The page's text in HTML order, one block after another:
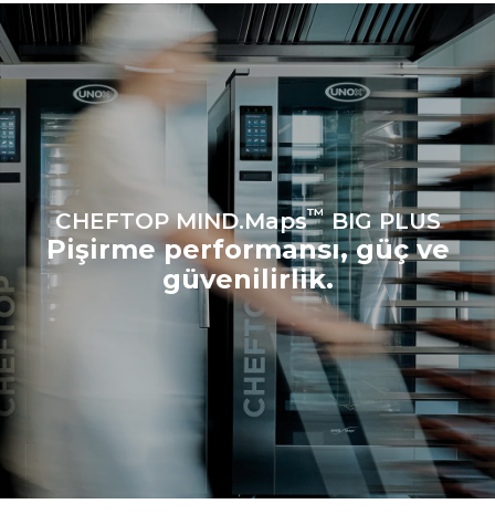
Gas Protocol
Fırının günlük kullanımı
varsayımıyla tahmini değer
(yılda 365 gün)
6 fırın dolusu kızarmış
6 fırın dolusu buharla
Haftalık temizlik programı
kullanımı varsayımıyla tahmini
değer (yılda 52 hafta):
7 uzun temizlik programı
CHEFTOP MIND.Maps™BIG PLUS
Pişirme performansı, güç ve
güvenilirlik.